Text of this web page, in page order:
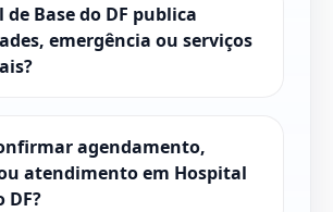
de Base do DF publica
emergência ou serviços
agendamento,
atendimento em Hospital
DF?